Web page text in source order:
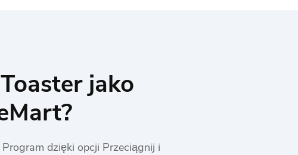
jako
dzięki opcji Przeciągnij i